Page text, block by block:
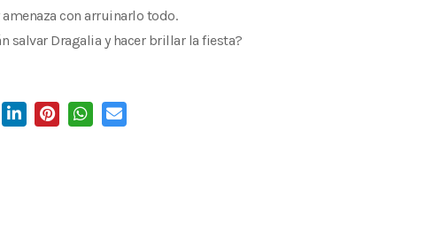
amenaza con arruinarlo todo.
salvar Dragalia y hacer brillar la fiesta?